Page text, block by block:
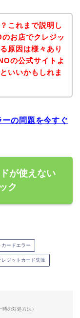
これまで説明し
お店でクレジッ
原因は様々あり
の公式サイトよ
いいかもしれま
の問題を今すぐ
が使えない
ク
ードエラー
ジットカード失敗
の対処方法）